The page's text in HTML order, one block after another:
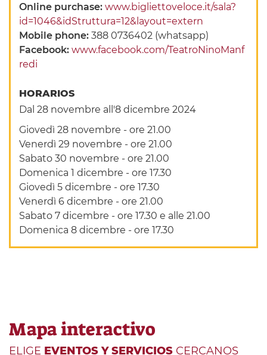
Online purchase:www.bigliettoveloce.it/sala?
id=1046&idStruttura=12&layout=extern
Mobile phone:388 0736402 (whatsapp)
Facebook:www.facebook.com/TeatroNinoManf
redi
HORARIOS
Dal 28 novembre all'8 dicembre 2024
Giovedì 28 novembre - ore 21.00
Venerdì 29 novembre - ore 21.00
Sabato 30 novembre - ore 21.00
Domenica 1 dicembre - ore 17.30
Giovedì 5 dicembre - ore 17.30
Venerdì 6 dicembre - ore 21.00
Sabato 7 dicembre - ore 17.30 e alle 21.00
Domenica 8 dicembre - ore 17.30
Mapa interactivo
ELIGE EVENTOS Y SERVICIOS CERCANOS